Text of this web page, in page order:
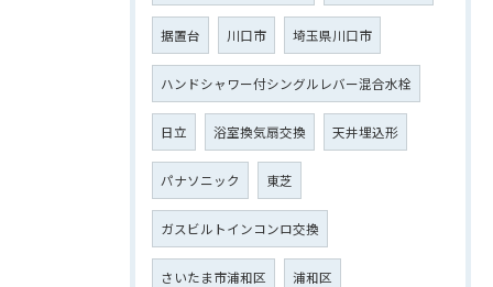
据置台 川口市 埼玉県川口市
ハンドシャワー付シングルレバー混合水栓
日立 浴室換気扇交換 天井埋込形
パナソニック 東芝
ガスビルトインコンロ交換
さいたま市浦和区 浦和区